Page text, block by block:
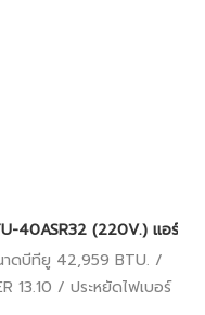
Haier Gale Cool เครื่องป
40ASR32 (220V.) แอร์ไ
าดบีทียู 42,959 BTU. /
13.10 / ประหยัดไฟเบอร์